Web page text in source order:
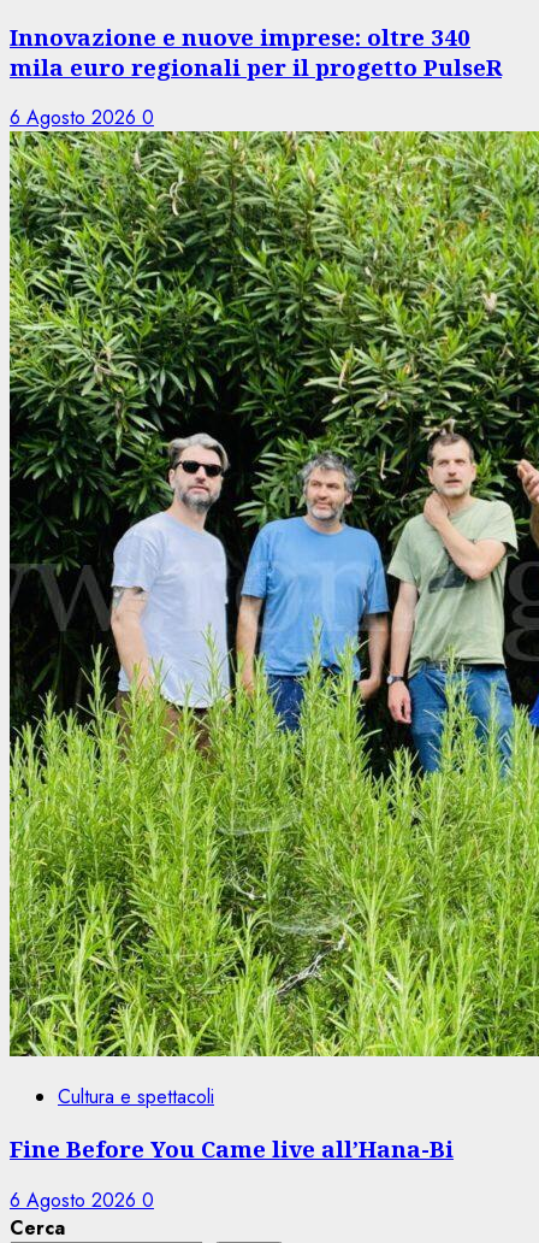
Innovazione e nuove imprese: oltre 340
mila euro regionali per il progetto PulseR
6 Agosto 2026 0
Cultura e spettacoli
Fine Before You Came live all’Hana-Bi
6 Agosto 2026 0
Cerca